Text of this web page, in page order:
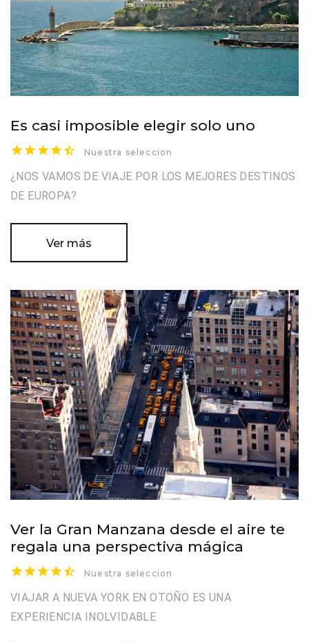
Es casi imposible elegir solo uno
Nuestra seleccion
¿NOS VAMOS DE VIAJE POR LOS MEJORES DESTINOS
DE EUROPA?
Ver más
Ver la Gran Manzana desde el aire te
regala una perspectiva mágica
Nuestra seleccion
VIAJAR A NUEVA YORK EN OTOÑO ES UNA
EXPERIENCIA INOLVIDABLE